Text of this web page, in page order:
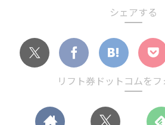
シェアする
リフト券ドットコムを